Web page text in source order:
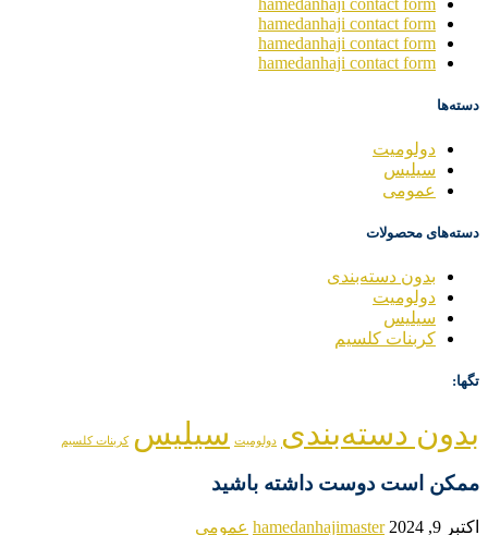
hamedanhaji contact form
hamedanhaji contact form
hamedanhaji contact form
دسته‌ها
دولومیت
سیلیس
عمومی
دسته‌های محصولات
بدون دسته‌بندی
دولومیت
سیلیس
کربنات کلسیم
تگها:
بدون دسته‌بندی دولومیت سیلیس کربنات کلسیم
ممکن است دوست داشته باشید
اکتبر 9, 2024 hamedanhajimaster عمومی